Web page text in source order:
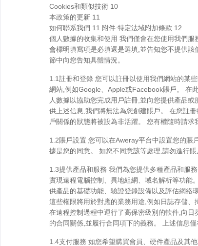
Cookies和類似技術 10
本政策的更新 11
如何聯系我們 11 附件:特定法域附加條款 12
個人數據的收集和使用 我們僅會在您使用我們
會標明填寫項是必填還是選填,並告知您不提供
節中向您告知具體情況。
1.1註冊和登錄 您可以註冊以使用我們網站的某
網站,例如Google、Apple或Facebook賬戶。 在
人數據以協助您完成用戶註冊,並向您提供產品
供上述信息,我們將無法為您創建賬戶。 在您註
戶關係的狀態將被設為非活躍。 您有權隨時請
1.2賬戶設置 您可以在Aweray平台中設置您的賬
據是您的同意。 如您不同意該等處理,請勿進行
1.3提供產品和服務 我們為您提供多種產品和服
實現遠程電腦控制、異地組網、域名解析等功能
供產品的基礎功能、驗證登錄設備以及評估網絡
這些權限將用於對應的業務用途,例如日誌存儲
在遠程控制過程中運行了高保密級別的軟件,向
的合同關係,並履行合同項下的義務。 上述信息
1.4支付服務 如您希望購買會員、硬件產品及其